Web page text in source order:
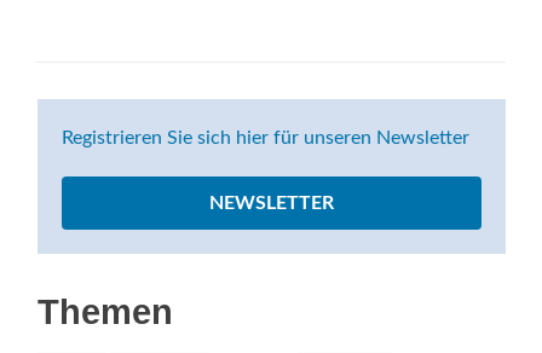
Registrieren Sie sich hier für unseren Newsletter
NEWSLETTER
Themen